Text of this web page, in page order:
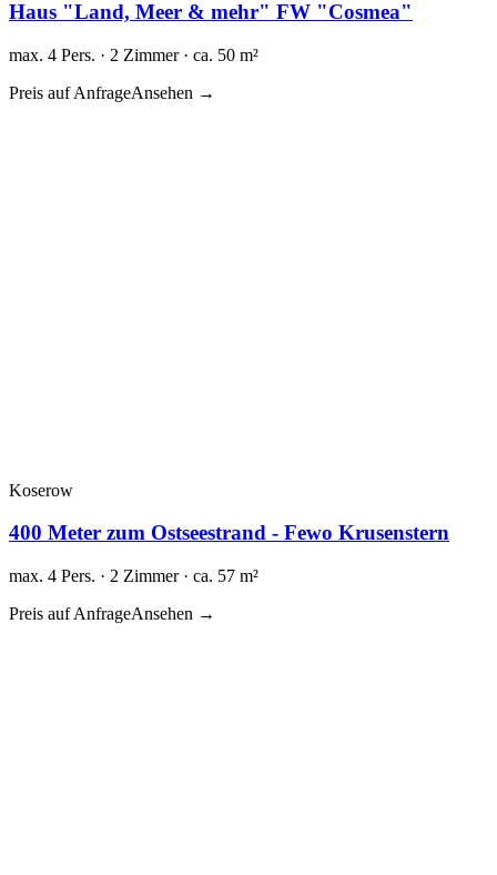
Haus "Land, Meer & mehr" FW "Cosmea"
max. 4 Pers. · 2 Zimmer · ca. 50 m²
Preis auf AnfrageAnsehen →
Koserow
400 Meter zum Ostseestrand - Fewo Krusenstern
max. 4 Pers. · 2 Zimmer · ca. 57 m²
Preis auf AnfrageAnsehen →